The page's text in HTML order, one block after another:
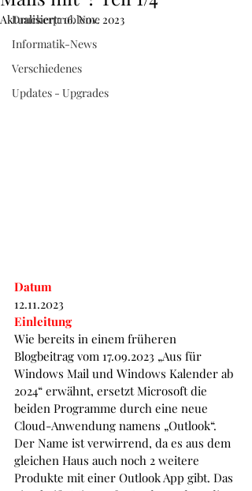
52 38 60
Druckerprobleme
Informatik-News
Verschiedenes
Updates - Upgrades
Aktualisiert:16. Nov. 2023
Datum
12.11.2023
Einleitung
Wie bereits in einem früheren
Blogbeitrag vom 17.09.2023 „Aus für
Windows Mail und Windows Kalender ab
2024“ erwähnt, ersetzt Microsoft die
beiden Programme durch eine neue
Cloud-Anwendung namens „Outlook“.
Der Name ist verwirrend, da es aus dem
gleichen Haus auch noch 2 weitere
Produkte mit einer Outlook App gibt. Das